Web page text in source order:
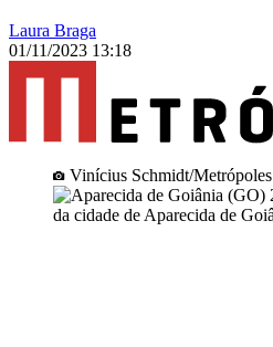
Laura Braga
01/11/2023 13:18
Vinícius Schmidt/Metrópoles